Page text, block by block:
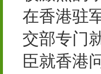
在香港驻
交部专门
臣就香港